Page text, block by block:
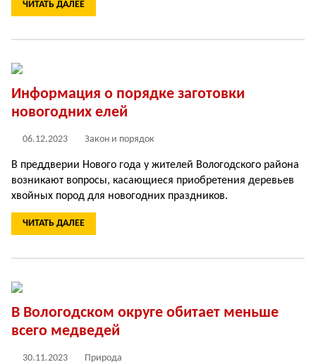
ЧИТАТЬ ДАЛЕЕ
Информация о порядке заготовки
новогодних елей
06.12.2023 Закон и порядок
В преддверии Нового года у жителей Вологодского района
возникают вопросы, касающиеся приобретения деревьев
хвойных пород для новогодних праздников.
ЧИТАТЬ ДАЛЕЕ
В Вологодском округе обитает меньше
всего медведей
30.11.2023 Природа